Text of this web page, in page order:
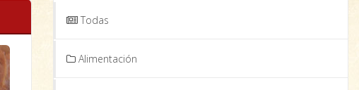
Todas
Alimentación